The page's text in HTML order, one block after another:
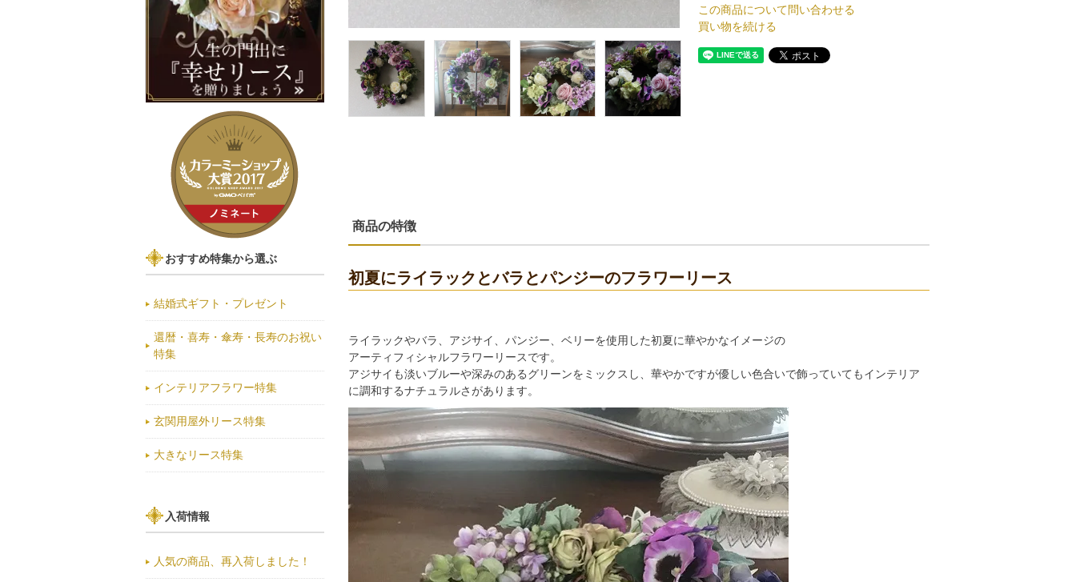
この商品について問い合わせる
買い物を続ける
商品の特徴
初夏にライラックとバラとパンジーのフラワーリース
ライラックやバラ、アジサイ、パンジー、ベリーを使用した初夏に華やかなイメージの
アーティフィシャルフラワーリースです。
アジサイも淡いブルーや深みのあるグリーンをミックスし、華やかですが優しい色合いで飾っていてもインテリア
に調和するナチュラルさがあります。
おすすめ特集から選ぶ
結婚式ギフト・プレゼント
還暦・喜寿・傘寿・長寿のお祝い
特集
インテリアフラワー特集
玄関用屋外リース特集
大きなリース特集
入荷情報
人気の商品、再入荷しました！